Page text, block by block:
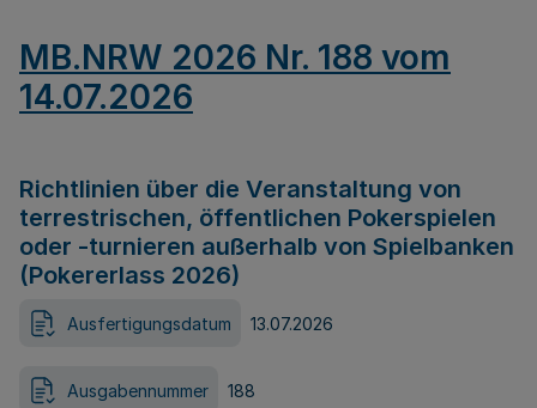
MB.NRW 2026 Nr. 188 vom
14.07.2026
Richtlinien über die Veranstaltung von
terrestrischen, öffentlichen Pokerspielen
oder -turnieren außerhalb von Spielbanken
(Pokererlass 2026)
Ausfertigungsdatum 13.07.2026
Ausgabennummer 188